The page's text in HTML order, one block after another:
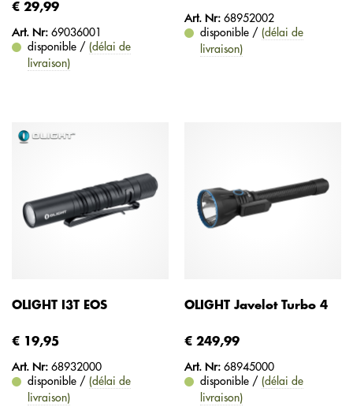
€ 29,99
Art. Nr: 69036001
disponible / (délai de
livraison)
Art. Nr: 68952002
disponible / (délai de
livraison)
OLIGHT I3T EOS
€ 19,95
Art. Nr: 68932000
disponible / (délai de
livraison)
OLIGHT Javelot Turbo 4
€ 249,99
Art. Nr: 68945000
disponible / (délai de
livraison)